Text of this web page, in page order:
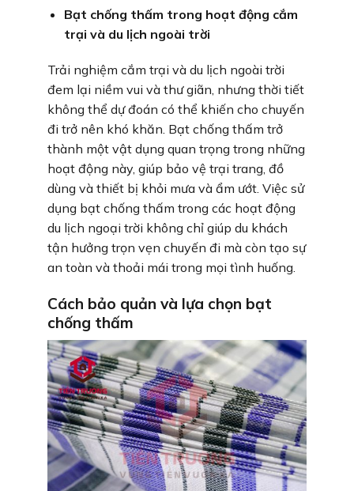
Bạt chống thấm trong hoạt động cắm
trại và du lịch ngoài trời
Trải nghiệm cắm trại và du lịch ngoài trời
đem lại niềm vui và thư giãn, nhưng thời tiết
không thể dự đoán có thể khiến cho chuyến
đi trở nên khó khăn. Bạt chống thấm trở
thành một vật dụng quan trọng trong những
hoạt động này, giúp bảo vệ trại trang, đồ
dùng và thiết bị khỏi mưa và ẩm ướt. Việc sử
dụng bạt chống thấm trong các hoạt động
du lịch ngoại trời không chỉ giúp du khách
tận hưởng trọn vẹn chuyến đi mà còn tạo sự
an toàn và thoải mái trong mọi tình huống.
Cách bảo quản và lựa chọn bạt
chống thấm